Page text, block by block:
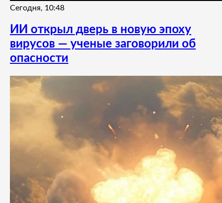
Сегодня, 10:48
ИИ открыл дверь в новую эпоху
вирусов — ученые заговорили об
опасности